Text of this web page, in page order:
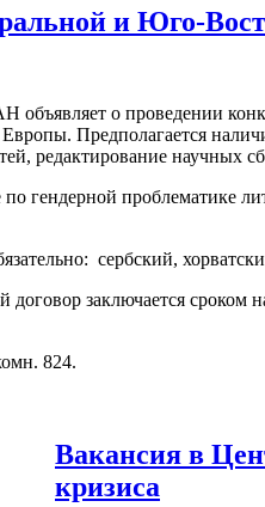
и Юго-
объявляет о проведении
Предполагается
редактирование научных
гендерной проблематике
сербский,
заключается
824.
Вакансия в
кризиса